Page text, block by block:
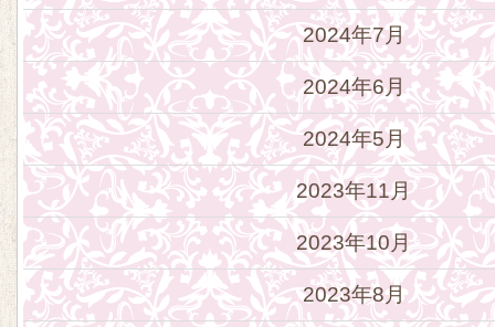
2024年7月
2024年6月
2024年5月
2023年11月
2023年10月
2023年8月